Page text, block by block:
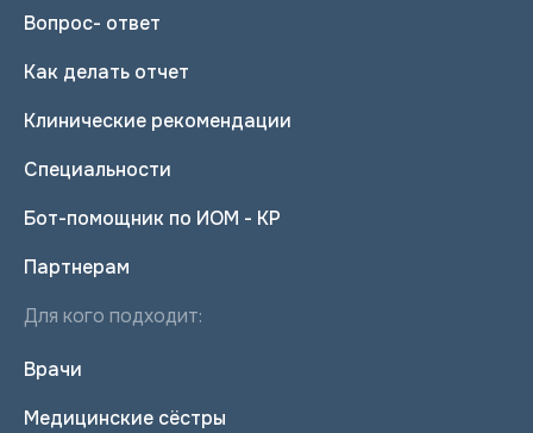
Вопрос- ответ
Как делать отчет
Клинические рекомендации
Специальности
Бот-помощник по ИОМ - КР
Партнерам
Для кого подходит:
Врачи
Медицинские сёстры